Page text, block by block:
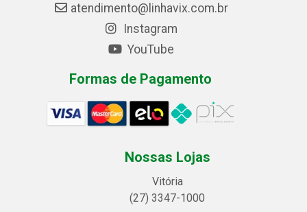
atendimento@linhavix.com.br
Instagram
YouTube
Formas de Pagamento
Nossas Lojas
Vitória
(27) 3347-1000